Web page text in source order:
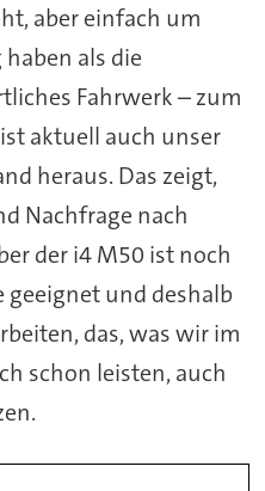
aber einfach um
als die
Fahrwerk – zum
aktuell auch unser
heraus. Das zeigt,
Nachfrage nach
der i4 M50 ist noch
geeignet und deshalb
das, was wir im
schon leisten, auch